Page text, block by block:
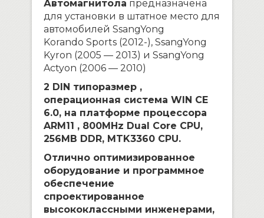
Автомагнитола предназначена
для установки в штатное место для
автомобилей SsangYong
Korando Sports (2012-), SsangYong
Kyron (2005 — 2013) и SsangYong
Actyon (2006 — 2010)
2 DIN типоразмер ,
операционная система WIN CE
6.0, на платформе процессора
ARM11 , 800MHz Dual Core CPU,
256MB DDR, MTK3360 CPU.
Отлично оптимизированное
оборудование и программное
обеспечение
спроектированное
высококлассными инженерами,